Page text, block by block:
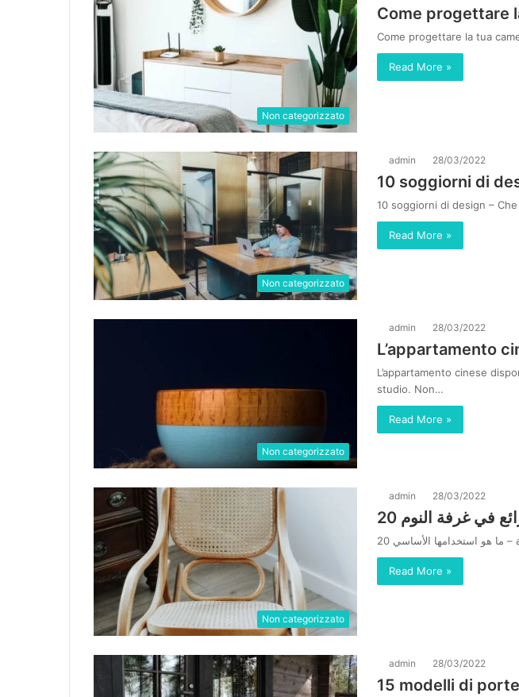
Non categorizzato
Come progettare
Come progettare la tua
Read More »
Non categorizzato
admin 28/03/2022
10 soggiorni di
10 soggiorni di design –
Read More »
Non categorizzato
admin 28/03/2022
L’appartamento
L’appartamento cinese
studio. Non…
Read More »
Non categorizzato
admin 28/03/2022
في غرفة النوم
Read More »
admin 28/03/2022
15 modelli di